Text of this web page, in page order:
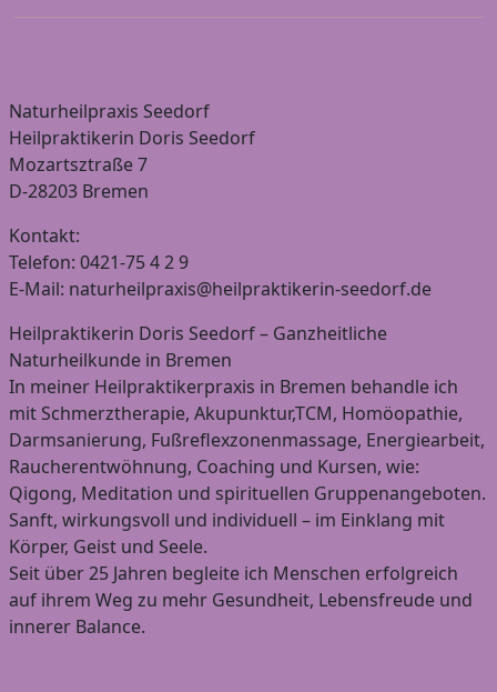
Naturheilpraxis Seedorf
Heilpraktikerin Doris Seedorf
Mozartsztraße 7
D-28203 Bremen
Kontakt:
Telefon: 0421-75 4 2 9
E-Mail: naturheilpraxis@heilpraktikerin-seedorf.de
Heilpraktikerin Doris Seedorf – Ganzheitliche
Naturheilkunde in Bremen
In meiner Heilpraktikerpraxis in Bremen behandle ich
mit Schmerztherapie, Akupunktur,TCM, Homöopathie,
Darmsanierung, Fußreflexzonenmassage, Energiearbeit,
Raucherentwöhnung, Coaching und Kursen, wie:
Qigong, Meditation und spirituellen Gruppenangeboten.
Sanft, wirkungsvoll und individuell – im Einklang mit
Körper, Geist und Seele.
Seit über 25 Jahren begleite ich Menschen erfolgreich
auf ihrem Weg zu mehr Gesundheit, Lebensfreude und
innerer Balance.